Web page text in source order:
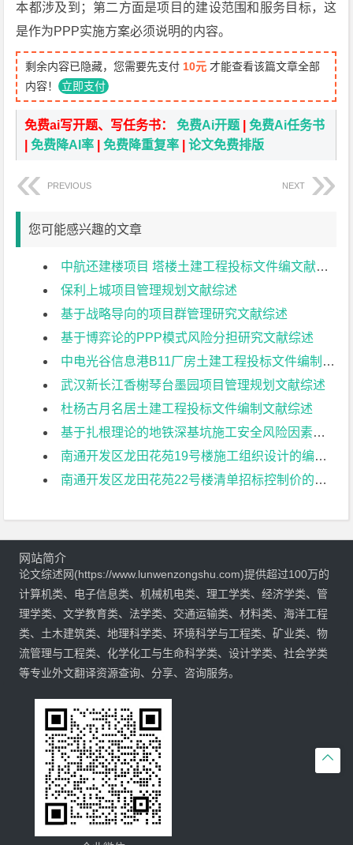
本都涉及到；第二方面是项目的建设范围和服务目标，这
是作为PPP实施方案必须说明的内容。
剩余内容已隐藏，您需要先支付 10元 才能查看该篇文章全部
内容！ 立即支付
免费ai写开题、写任务书：免费Ai开题 |免费Ai任务书
|免费降AI率 |免费降重复率 |论文免费排版
PREVIOUS NEXT
您可能感兴趣的文章
中航还建楼项目 塔楼土建工程投标文件编文献综述
保利上城项目管理规划文献综述
基于战略导向的项目群管理研究文献综述
基于博弈论的PPP模式风险分担研究文献综述
中电光谷信息港B11厂房土建工程投标文件编制文献综述
武汉新长江香榭琴台墨园项目管理规划文献综述
杜杨古月名居土建工程投标文件编制文献综述
基于扎根理论的地铁深基坑施工安全风险因素识别研究文献综述
南通开发区龙田花苑19号楼施工组织设计的编制文献综述
南通开发区龙田花苑22号楼清单招标控制价的编制文献综述

网站简介
论文综述网(https://www.lunwenzongshu.com)提供超过100万的
计算机类、电子信息类、机械机电类、理工学类、经济学类、管
理学类、文学教育类、法学类、交通运输类、材料类、海洋工程
类、土木建筑类、地理科学类、环境科学与工程类、矿业类、物
流管理与工程类、化学化工与生命科学类、设计学类、社会学类
等专业外文翻译资源查询、分享、咨询服务。